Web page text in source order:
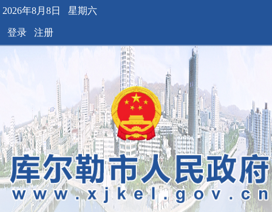
2026年8月8日 星期六
登录 注册